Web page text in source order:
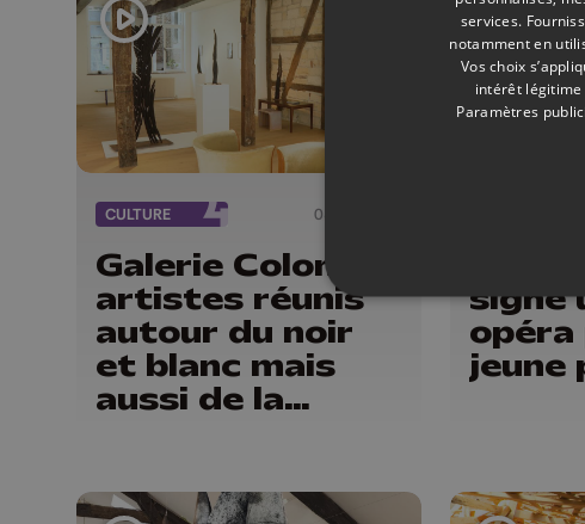
CULTURE 08/06/2026
Galerie Colon : 3
artistes réunis
autour du noir
et blanc mais
aussi de la
signe
opéra
jeune
services.
notamment en
Vos choix
intérêt légitime
Paramètres